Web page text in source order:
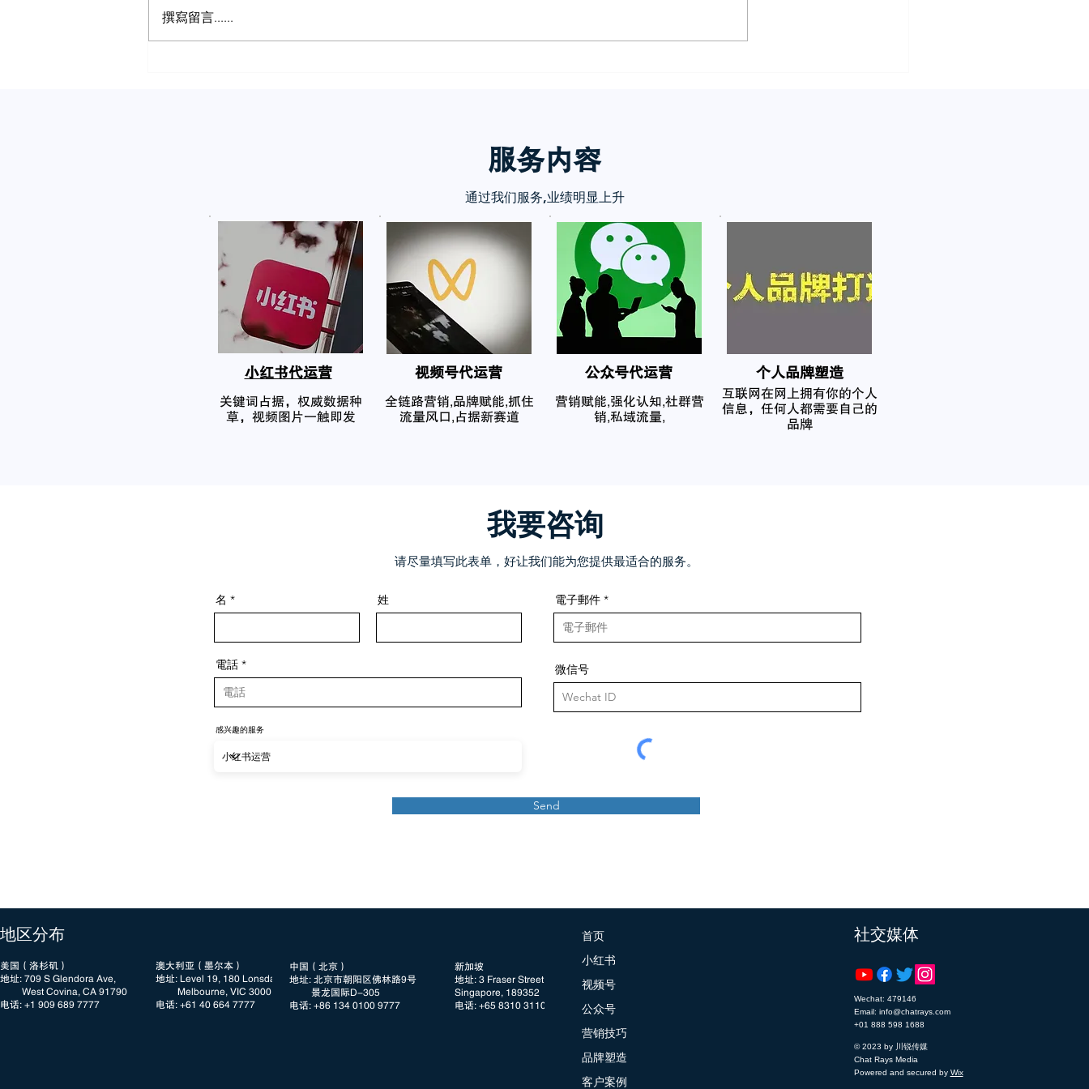
撰寫留言......
服务内容
通过我们服务,业绩明显上升
小红书代运营
关键词占据，权威数据种
草，视频图片一触即发
​视频号代运营
全链路营销,品牌赋能,抓住
流量风口,占据新赛道
公众号代运营
营销赋能,强化认知,社群营
销,私域流量,
个人品牌塑造
互联网在网上拥有你的个人
信息，任何人都需要自己的
品牌
我要咨询
请尽量填写此表单，好让我们能为您提供最适合的服务。
名 姓
電話
感兴趣的服务
電子郵件
微信号
Send
​地区分布
美国（洛杉矶）
地址: 709 S Glendora Ave,
West Covina, CA 91790
电话: +1 909 689 7777​​
澳大利亚（墨尔本）
地址: Level 19, 180 Lonsdale Street
Melbourne, VIC 3000
电话: +61 40 664 7777
中国（北京）
地址: 北京市朝阳区佛林路9号
景龙国际D-305
电话: +86 134 0100 9777
新加坡
地址: 3 Fraser Street, #08 DUO Tower
Singapore, 189352
电话: +65 8310 3110
首页
小红书
视频号
公众号
营销技巧
品牌塑造
客户案例
​社交媒体
Wechat: 479146
Email: info@chatrays.com
+01 888 598 1688
© 2023 by 川锐传媒
Chat Rays Media
Powered and secured by Wix